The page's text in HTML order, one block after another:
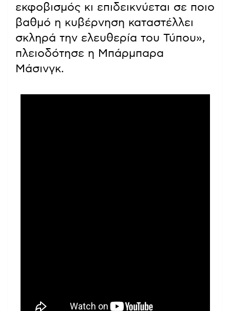
εκφοβισμός κι επιδεικνύεται σε ποιο
βαθμό η κυβέρνηση καταστέλλει
σκληρά την ελευθερία του Τύπου»,
πλειοδότησε η Μπάρμπαρα
Μάσινγκ.